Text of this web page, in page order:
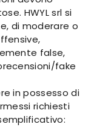
HWYL srl si
di moderare o
false,
fake
in possesso di
richiesti